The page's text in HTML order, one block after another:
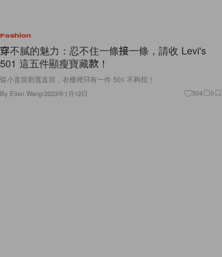
Fashion
穿不膩的魅力：忍不住一條接一條，請收 Levi's
501 這五件顯瘦寶藏款！
從小直筒到寬直筒，衣櫃裡只有一件 501 不夠拉！
By Ellen Wang/2023年1月12日 304 0